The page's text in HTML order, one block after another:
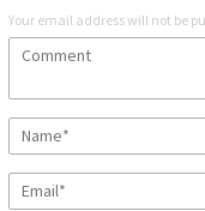
Your email address will not be